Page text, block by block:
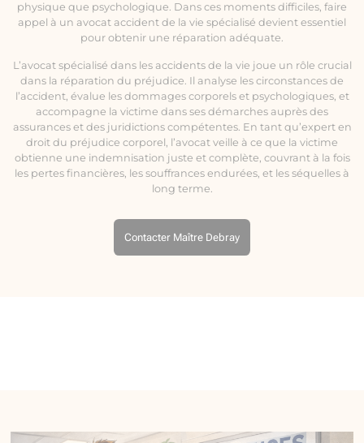
physique que psychologique. Dans ces moments difficiles, faire
appel à un avocat accident de la vie spécialisé devient essentiel
pour obtenir une réparation adéquate.
L’avocat spécialisé dans les accidents de la vie joue un rôle crucial
dans la réparation du préjudice. Il analyse les circonstances de
l’accident, évalue les dommages corporels et psychologiques, et
accompagne la victime dans ses démarches auprès des
assurances et des juridictions compétentes. En tant qu’expert en
droit du préjudice corporel, l’avocat veille à ce que la victime
obtienne une indemnisation juste et complète, couvrant à la fois
les pertes financières, les souffrances endurées, et les séquelles à
long terme.
Contacter Maître Debray